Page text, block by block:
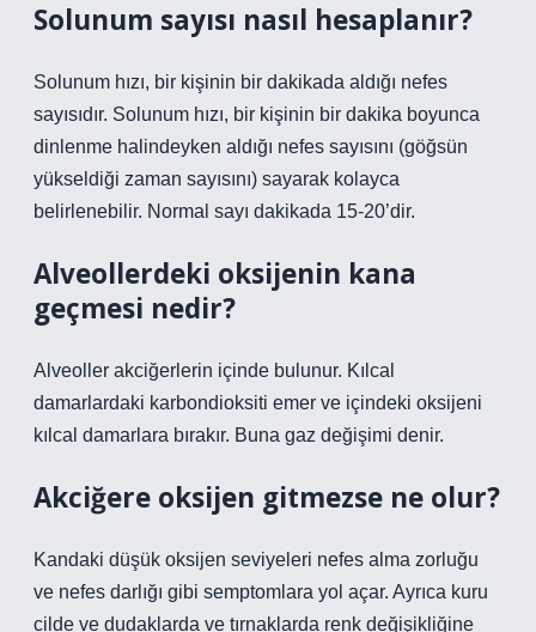
Solunum sayısı nasıl hesaplanır?
Solunum hızı, bir kişinin bir dakikada aldığı nefes
sayısıdır. Solunum hızı, bir kişinin bir dakika boyunca
dinlenme halindeyken aldığı nefes sayısını (göğsün
yükseldiği zaman sayısını) sayarak kolayca
belirlenebilir. Normal sayı dakikada 15-20’dir.
Alveollerdeki oksijenin kana
geçmesi nedir?
Alveoller akciğerlerin içinde bulunur. Kılcal
damarlardaki karbondioksiti emer ve içindeki oksijeni
kılcal damarlara bırakır. Buna gaz değişimi denir.
Akciğere oksijen gitmezse ne olur?
Kandaki düşük oksijen seviyeleri nefes alma zorluğu
ve nefes darlığı gibi semptomlara yol açar. Ayrıca kuru
cilde ve dudaklarda ve tırnaklarda renk değişikliğine